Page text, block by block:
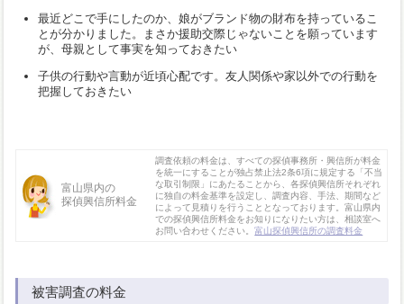
最近どこで手にしたのか、娘がブランド物の財布を持っているこ
とが分かりました。まさか援助交際じゃないことを願っています
が、母親として事実を知っておきたい
子供の行動や言動が近頃心配です。友人関係や家以外での行動を
把握しておきたい
富山県内の
探偵興信所料金
調査依頼の料金は、すべての探偵事務所・興信所が料金
を統一にすることが独占禁止法2条6項に規定する「不当
な取引制限」にあたることから、各探偵興信所それぞれ
に独自の料金基準を設定し、調査内容、手法、期間など
によって見積りを行うこととなっております。富山県内
での探偵興信所料金をお知りになりたい方は、相談室へ
お問い合わせください。富山探偵興信所の調査料金
被害調査の料金